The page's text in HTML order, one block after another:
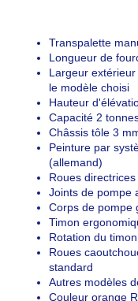
Transpalette
Longueur de
Largeur
le modèle choisi
Hauteur
Capacité 2
Châssis tôle 3
Peinture par
(allemand)
Roues
Joints de pompe
Corps de pompe
Timon
Rotation du
Roues
standard
Autres modèles
Couleur orange